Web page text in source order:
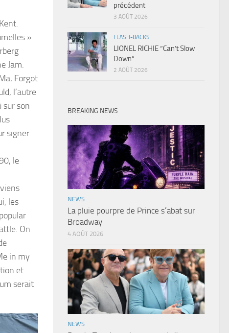
»
Jam.
Forgot
l’autre
sur son
signer
le
les
On
in my
et
serait
précédent
3 AOÛT 2026
FLASH-BACKS
LIONEL RICHIE “Can’t Slow
Down”
2 AOÛT 2026
BREAKING NEWS
NEWS
La pluie pourpre de Prince s’abat sur
Broadway
4 AOÛT 2026
NEWS